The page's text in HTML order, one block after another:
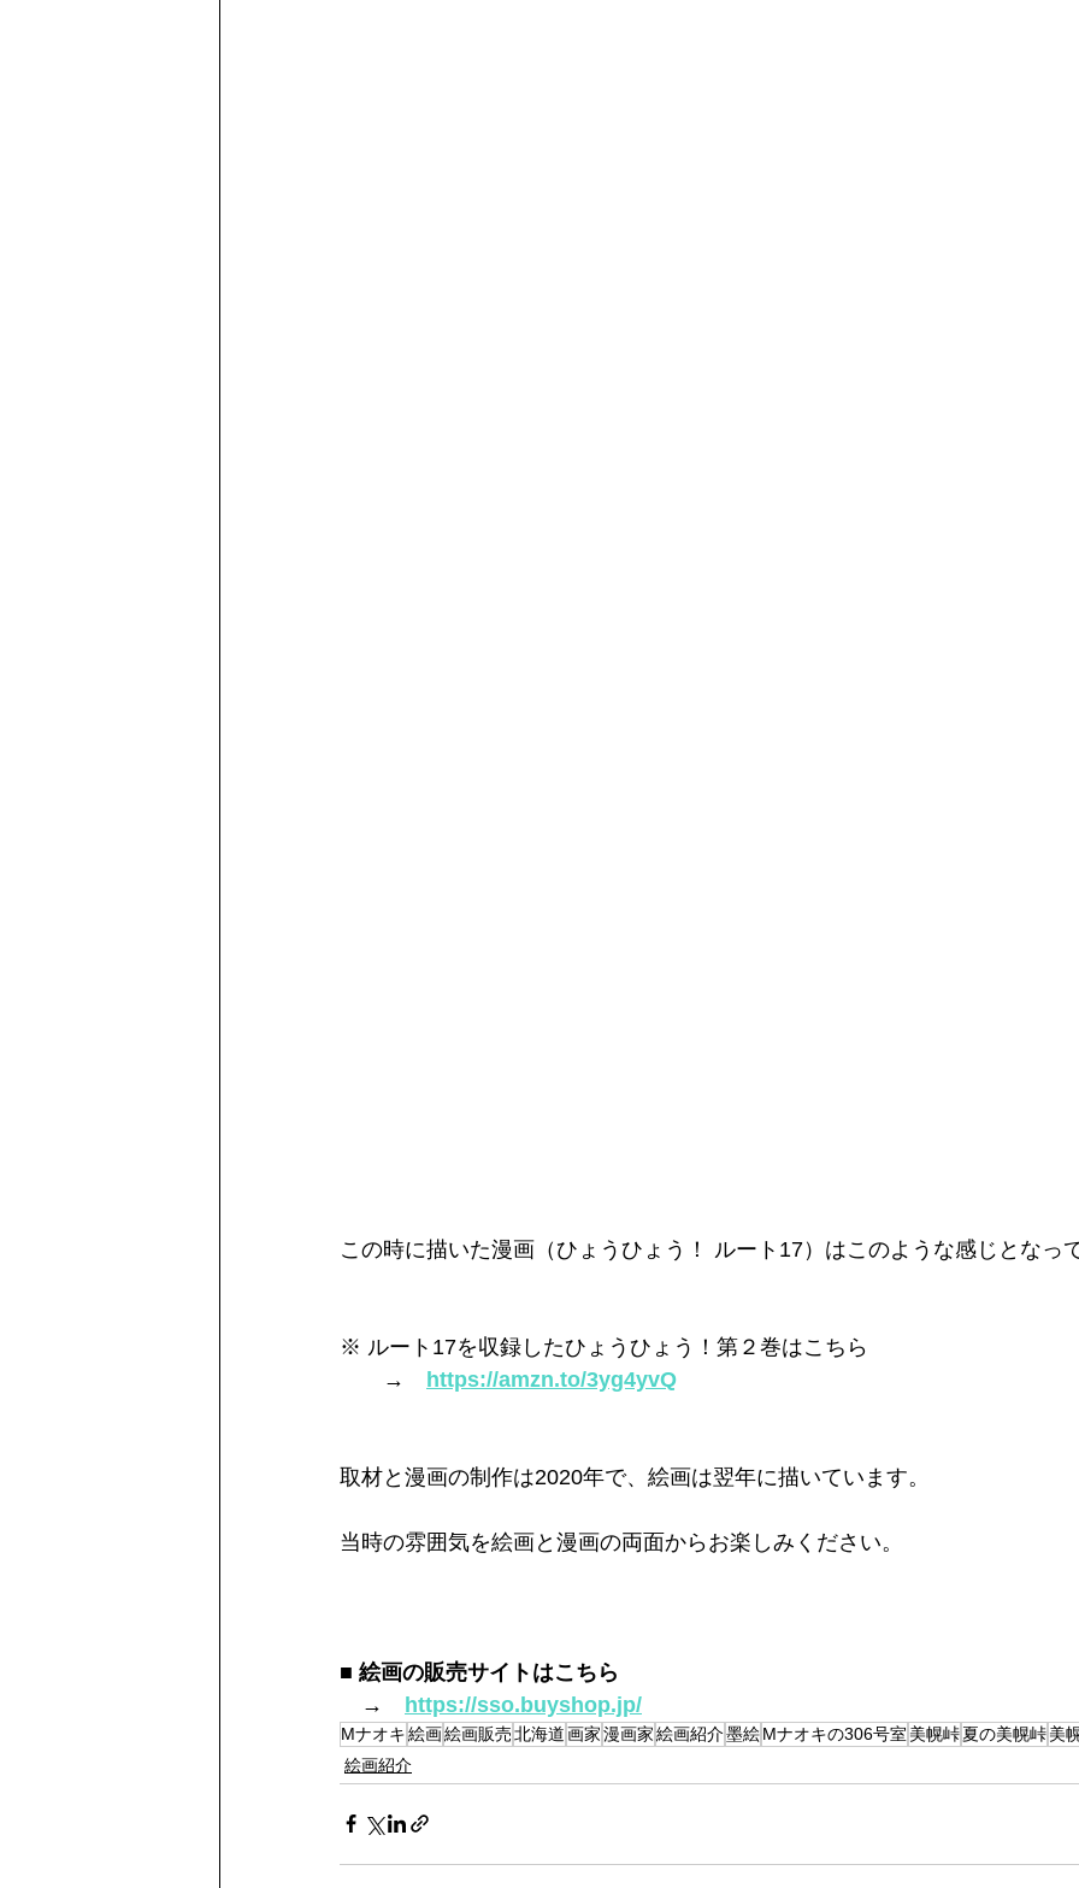
この時に描いた漫画（ひょうひょう！ ルート17）はこのような感じとなっ
※ ルート17を収録したひょうひょう！第２巻はこちら
→ https://amzn.to/3yg4yvQ
取材と漫画の制作は2020年で、絵画は翌年に描いています。
当時の雰囲気を絵画と漫画の両面からお楽しみください。
■ 絵画の販売サイトはこちら
→ https://sso.buyshop.jp/
Mナオキ絵画絵画販売北海道画家漫画家絵画紹介墨絵Mナオキの306号室 美幌峠夏の美幌峠美
絵画紹介